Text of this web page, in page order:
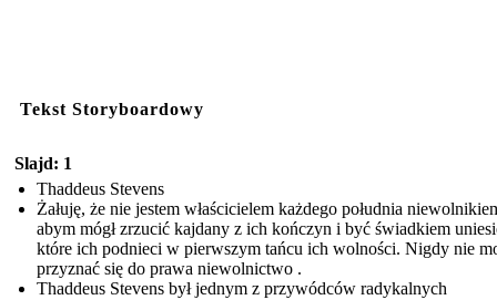
Tekst Storyboardowy
Slajd: 1
Thaddeus Stevens
Żałuję, że nie jestem właścicielem każdego południa
abym mógł zrzucić kajdany z ich kończyn i być świadkiem
które ich podnieci w pierwszym tańcu ich wolności. Nigdy nie
przyznać się do prawa niewolnictwo .
Thaddeus Stevens był jednym z przywódców radykalnych